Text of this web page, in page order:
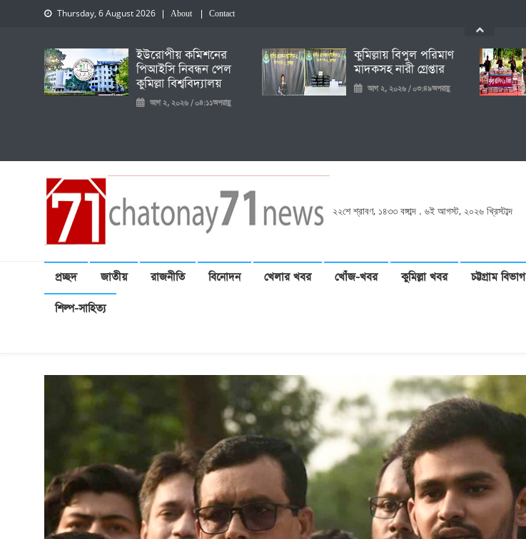
Thursday, 6 August 2026 About Contact
ইউরোপীয় কমিশনের
পিআইসি নিবন্ধন পেল
কুমিল্লা বিশ্ববিদ্যালয়
আগ ২, ২০২৬ / ০৪:১১অপরাহ্ণ
কুমিল্লায় বিপুল পরিমাণ
মাদকসহ নারী গ্রেপ্তার
আগ ২, ২০২৬ / ০৩:৪৯অপরাহ্ণ
২২শে শ্রাবণ, ১৪৩৩ বঙ্গাব্দ . ৬ই আগস্ট, ২০২৬ খ্রিস্টাব্দ
প্রচ্ছদ জাতীয় রাজনীতি বিনোদন খেলার খবর খোঁজ-খবর কুমিল্লা খবর চট্টগ্রাম বিভাগ
শিল্প-সাহিত্য